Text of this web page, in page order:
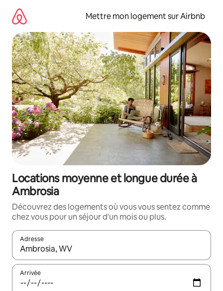
directement
contenu
Mettre mon logement sur Airbnb
Locations moyenne et longue durée à
Ambrosia
Découvrez des logements où vous vous sentez comme
chez vous pour un séjour d'un mois ou plus.
Adresse
Lorsque les résultats s'affichent, utilisez les flèches vers le
Arrivée